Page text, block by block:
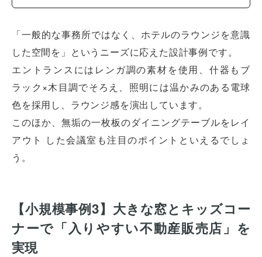
「一般的な事務所ではなく、ホテルのラウンジを意識
した空間を」というニーズに応えた設計事例です。
エントランスにはレンガ調の素材を使用、什器もブ
ラック×木目調でそろえ、照明には温かみのある電球
色を採用し、ラウンジ感を演出しています。
このほか、無垢の一枚板のダイニングテーブルをレイ
アウト した会議室も注目のポイントといえるでしょ
う。
【小規模事例3】大きな窓とキッズコー
ナーで「入りやすい不動産販売店」を
実現